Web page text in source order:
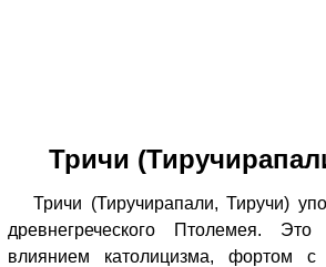
Тричи
Тричи (Тиручирапали, Тиручи)
древнегреческого Птолемея.
влиянием католицизма, фортом